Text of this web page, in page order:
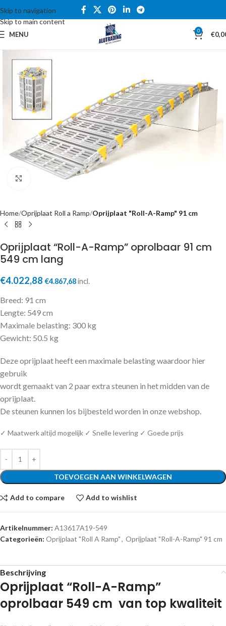
Skip to navigation
Skip to main content
MENU 0 €
Click to enlarge
Home Oprijplaat Roll a Ramp Oprijplaat "Roll-A-Ramp" 91 cm
Oprijplaat “Roll-A-Ramp” oprolbaar 91 cm
549 cm lang
€4.022,88 €4.867,68incl.
Breed: 91 cm
Lengte: 549 cm
Maximale belasting: 300 kg
Gewicht: 50.5 kg
Deze oprijplaat heeft een maximale belasting waardoor hier
gebruik
wordt gemaakt van 2 paar extra steunen in het midden van de
oprijplaat.
De steunen kunnen los bijbesteld worden in onze webshop.
✓ Maatwerk altijd mogelijk ✓ Snelle levering ✓ Goede prijs
TOEVOEGEN AAN WINKELWAGEN
Add to compare Add to wishlist
Artikelnummer: A13617A19-549
Categorieën: Oprijplaat "Roll A Ramp", Oprijplaat "Roll-A-Ramp" 91 cm
Beschrijving
Oprijplaat “Roll-A-Ramp”
oprolbaar 549 cm van top kwaliteit